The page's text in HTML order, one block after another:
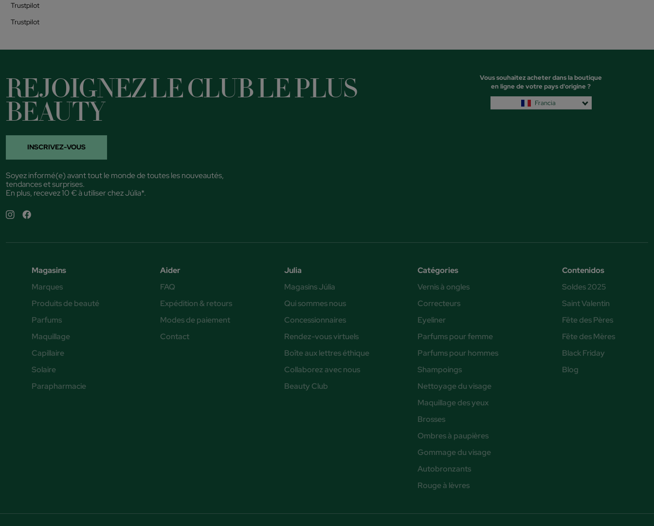
Trustpilot
Trustpilot
REJOIGNEZ LE CLUB LE PLUS
BEAUTY
INSCRIVEZ-VOUS
Soyez informé(e) avant tout le monde de toutes les nouveautés,
tendances et surprises.
En plus, recevez 10 € à utiliser chez Júlia*.
Vous souhaitez acheter dans la boutique
en ligne de votre pays d'origine ?
Francia
Magasins
Marques
Produits de beauté
Parfums
Maquillage
Capillaire
Solaire
Parapharmacie
Aider
FAQ
Expédition & retours
Modes de paiement
Contact
Julia
Magasins Júlia
Qui sommes nous
Concessionnaires
Rendez-vous virtuels
Boîte aux lettres éthique
Collaborez avec nous
Beauty Club
Catégories
Vernis à ongles
Correcteurs
Eyeliner
Parfums pour femme
Parfums pour hommes
Shampoings
Nettoyage du visage
Maquillage des yeux
Brosses
Ombres à paupières
Gommage du visage
Autobronzants
Rouge à lèvres
Contenidos
Soldes 2025
Saint Valentin
Fête des Pères
Fête des Mères
Black Friday
Blog